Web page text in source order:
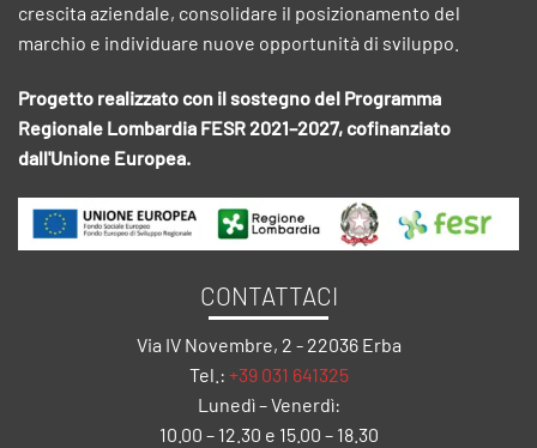
crescita aziendale, consolidare il posizionamento del
marchio e individuare nuove opportunità di sviluppo.
Progetto realizzato con il sostegno del Programma
Regionale Lombardia FESR 2021–2027, cofinanziato
dall'Unione Europea.
CONTATTACI
Via IV Novembre, 2 - 22036 Erba
Tel.: +39 031 641325
Lunedì – Venerdì:
10.00 – 12.30 e 15.00 – 18.30